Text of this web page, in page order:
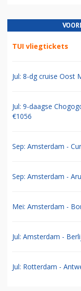
TUI vliegtickets
Jul: 8-dg cruise Oost
Jul: 9-daagse
€1056
Sep: Amsterdam -
Sep: Amsterdam -
Mei: Amsterdam -
Jul: Amsterdam -
Jul: Rotterdam -